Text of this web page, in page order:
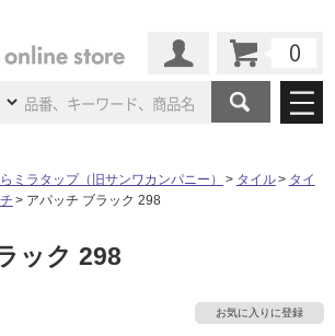
商品カテゴリ
トイレ
施工事例
法人案件納入事例
インタビュー
ショールーム
ショールーム
ミラタップ（旧サンワカンパニー） タイル
タイ
アパッチ ブラック 298
ック 298
お気に入りに登録